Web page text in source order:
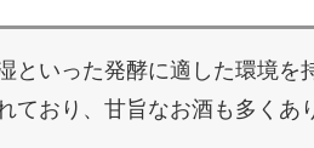
いった発酵に適した環境
おり、甘旨なお酒も多く